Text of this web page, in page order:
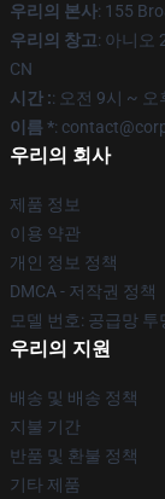
우리의 본사: 155
우리의 창고: 아니오
CN
시간 :: 오전 9시 ~
이름 *:
우리의 회사
제품 정보
이용 약관
개인 정보 정책
DMCA - 저작권 정책
모델 번호: 공급망 투
우리의 지원
배송 및 배송 정책
지불 기간
반품 및 환불 정책
기타 제품